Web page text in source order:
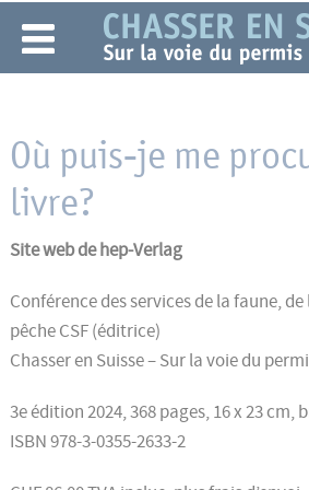
Où puis-je me
livre?
Site web de hep-Verlag
Conférence des services de la faune,
pêche CSF (éditrice)
Chasser en Suisse – Sur la voie du
3e édition 2024, 368 pages, 16 x 23 cm,
ISBN 978-3-0355-2633-2